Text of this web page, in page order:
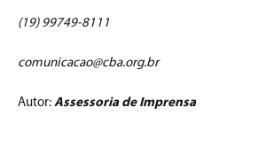
(19) 99749-8111
comunicacao@cba.org.br
Autor: Assessoria de Imprensa